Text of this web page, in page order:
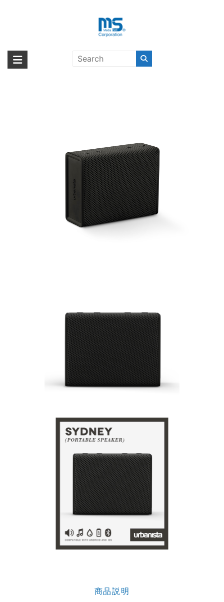
海外輸入ブランド商品｜株式会社
海外事業部が取り揃えている海外輸入商品には、日本では珍しい「海外ブ
ランド」をはじめ「ユニークな商品」「機能的な商品」「コストパフォー
SYDNEY/MB〔アーバニスタ〕
商品説明